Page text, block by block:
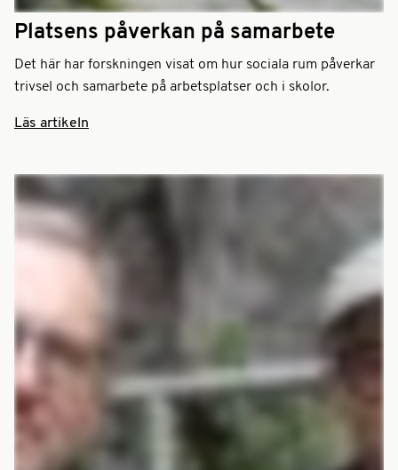
Platsens påverkan på samarbete
Det här har forskningen visat om hur sociala rum påverkar
trivsel och samarbete på arbetsplatser och i skolor.
Läs artikeln